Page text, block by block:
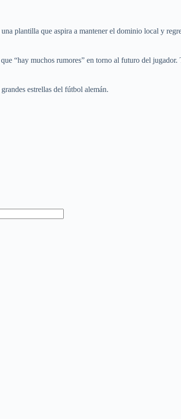
plantilla que aspira a mantener el dominio local y
“hay muchos rumores” en torno al futuro del
estrellas del fútbol alemán.